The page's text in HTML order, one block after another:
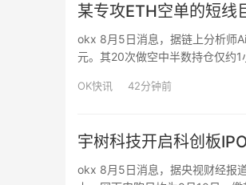
某专攻ETH空单的短
okx 8月5日消息，据链上分析师
元。其20次做空中半数持仓仅约
OK快讯 42分钟前
宇树科技开启科创板
okx 8月5日消息，据央视财经报